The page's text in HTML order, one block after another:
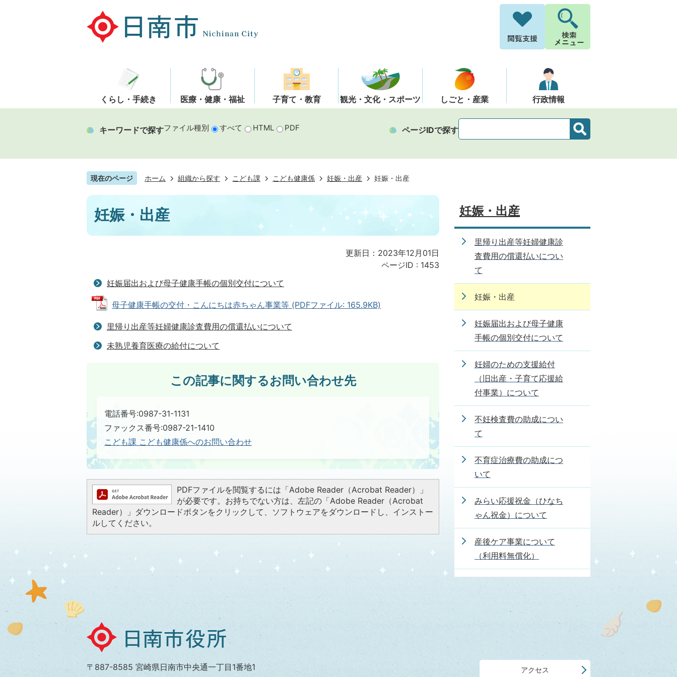
くらし・手続き 医療・健康・福祉 子育て・教育 観光・文化・スポーツ しごと・産業 行政情報
キーワードで探すファイル種別 すべて HTML PDF ページIDで探す
現在のページ ホーム 組織から探す こども課 こども健康係 妊娠・出産 妊娠・出産
妊娠・出産
更新日：2023年12月01日
ページID : 1453
妊娠届出および母子健康手帳の個別交付について
母子健康手帳の交付・こんにちは赤ちゃん事業等 (PDFファイル: 165.9KB)
里帰り出産等妊婦健康診査費用の償還払いについて
未熟児養育医療の給付について
この記事に関するお問い合わせ先
電話番号:0987-31-1131
ファックス番号:0987-21-1410​​​​​​​
こども課 こども健康係へのお問い合わせ
PDFファイルを閲覧するには「Adobe Reader（Acrobat Reader）」
が必要です。お持ちでない方は、左記の「Adobe Reader（Acrobat
Reader）」ダウンロードボタンをクリックして、ソフトウェアをダウンロードし、インストー
ルしてください。
妊娠・出産
里帰り出産等妊婦健康診
査費用の償還払いについ
て
妊娠・出産
妊娠届出および母子健康
手帳の個別交付について
妊婦のための支援給付
（旧出産・子育て応援給
付事業）について
不妊検査費の助成につい
て
不育症治療費の助成につ
いて
みらい応援祝金（ひなち
ゃん祝金）について
産後ケア事業について
（利用料無償化）
日
南
役
〒887-8585 宮崎県日南市中央通一丁目1番地1
アクセス